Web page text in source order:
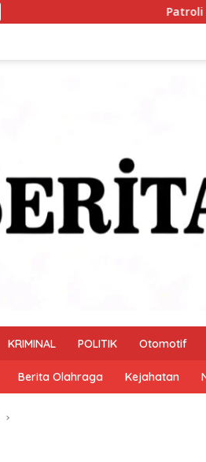
Patroli Siang Hari Polsek Tarik
KRIMINAL POLITIK Otomotif
Berita Olahraga Kejahatan